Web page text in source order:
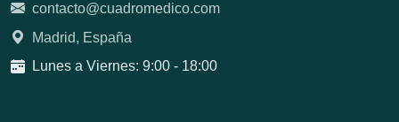
contacto@cuadromedico.com
Madrid, España
Lunes a Viernes: 9:00 - 18:00